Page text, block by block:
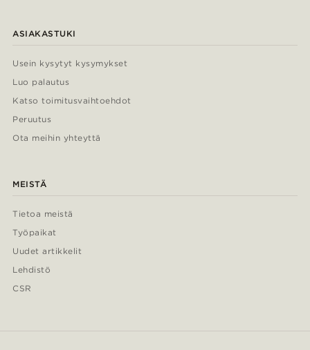
ASIAKASTUKI
Usein kysytyt kysymykset
Luo palautus
Katso toimitusvaihtoehdot
Peruutus
Ota meihin yhteyttä
MEISTÄ
Tietoa meistä
Työpaikat
Uudet artikkelit
Lehdistö
CSR